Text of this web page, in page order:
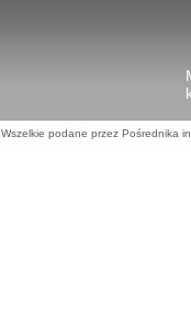
Wszelkie podane przez Pośrednika